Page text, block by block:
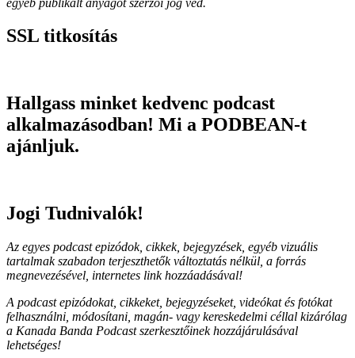
SSL titkosítás
Hallgass minket kedvenc podcast
alkalmazásodban! Mi a PODBEAN-t
ajánljuk.
Jogi Tudnivalók!
Az egyes podcast epizódok, cikkek, bejegyzések, egyéb vizuális
tartalmak szabadon terjeszthetők változtatás nélkül, a forrás
megnevezésével, internetes link hozzáadásával!
A podcast epizódokat, cikkeket, bejegyzéseket, videókat és fotókat
felhasználni, módosítani, magán- vagy kereskedelmi céllal kizárólag
a Kanada Banda Podcast szerkesztőinek hozzájárulásával
lehetséges!